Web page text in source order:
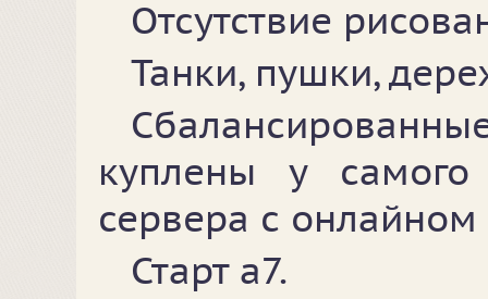
Отсутствие
Танки, пушки,
куплены у самого
сервера с онлайном
Старт а7.